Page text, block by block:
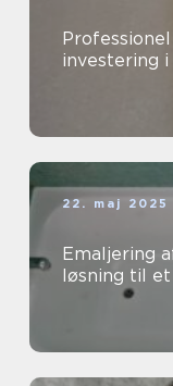
investering
22. maj 2025
Emaljering
løsning til